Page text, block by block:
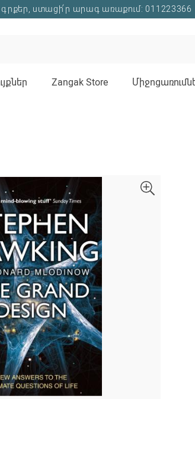
ստացի՛ր արագ առաքում: 011223366
Zangak Store